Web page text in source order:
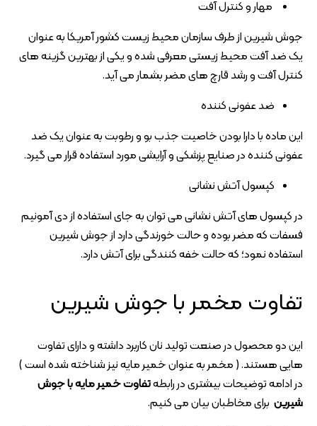
مهار و کنترل آفت
جوش شیرین از طرف سازمان محیط زیست کشور آمریکا به عنوان
یک ضد آفت محیط زیستی معرفی شده و یکی از بهترین گزینه های
کنترل آفت و رشد قارچ های مضر بشمار می آید.
ضد عفونی کننده
این ماده با دارا بودن خاصیت جذب بو و رطوبت به عنوان یک ضد
عفونی کننده در صنایع پزشکی و آرایشی مورد استفاده قرار می گیرد.
کپسول آتش نشانی
در کپسول های آتش نشانی می توان به جای استفاده از دی آمونیم
فسفات که مضر بوده و حالت خورندگی دارد از جوش شیرین
استفاده نمود؛ که حالت خفه کنندگی برای آتش دارد.
تفاوت مخمر با جوش شیرین
این دو محصول در صنعت تولید نان کاربرد داشته و دارای تفاوت
هایی هستند. ( مخمر به عنوان خمیر مایه نیز شناخته شده است )
در ادامه توضیحات بیشتری در رابطهتفاوت خمیر مایه با جوش
شیرین برای مخاطبان بیان می کنیم.